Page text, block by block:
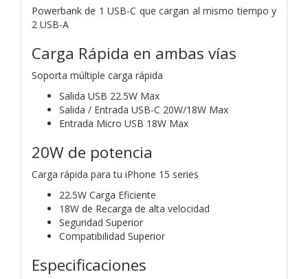
Powerbank de 1 USB-C que cargan al mismo tiempo y
2 USB-A
Carga Rápida en ambas vías
Soporta múltiple carga rápida
Salida USB 22.5W Max
Salida / Entrada USB-C 20W/18W Max
Entrada Micro USB 18W Max
20W de potencia
Carga rápida para tu iPhone 15 series
22.5W Carga Eficiente
18W de Recarga de alta velocidad
Seguridad Superior
Compatibilidad Superior
Especificaciones